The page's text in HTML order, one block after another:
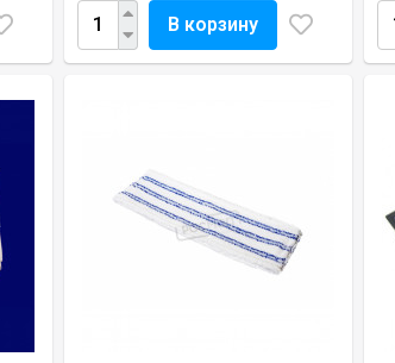
В корзину